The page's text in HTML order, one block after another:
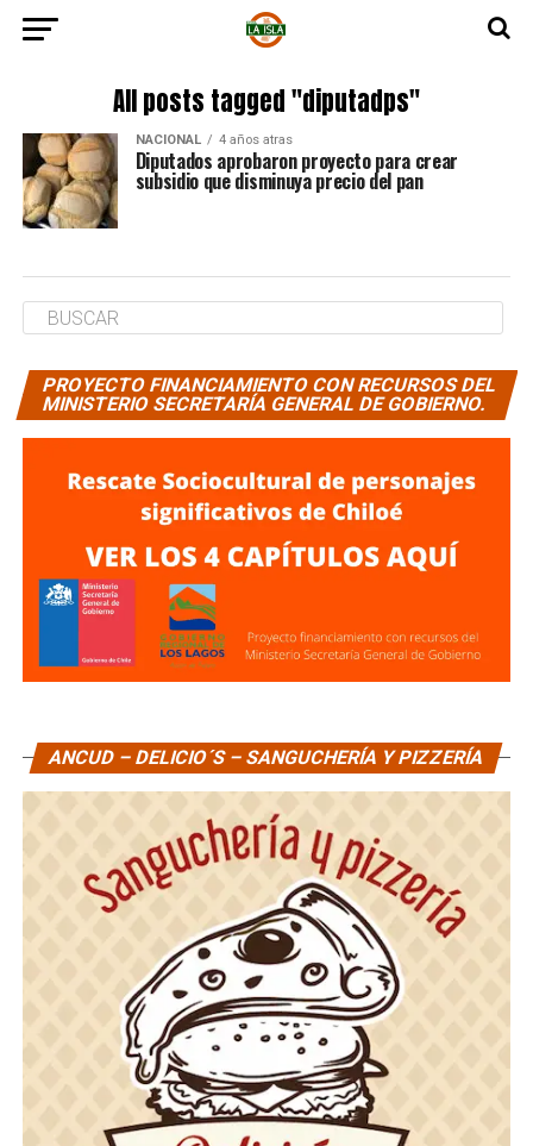
All posts tagged "diputadps"
NACIONAL 4 años atras
Diputados aprobaron proyecto para crear
subsidio que disminuya precio del pan
PROYECTO FINANCIAMIENTO CON RECURSOS DEL
MINISTERIO SECRETARÍA GENERAL DE GOBIERNO.
ANCUD – DELICIO´S – SANGUCHERÍA Y PIZZERÍA